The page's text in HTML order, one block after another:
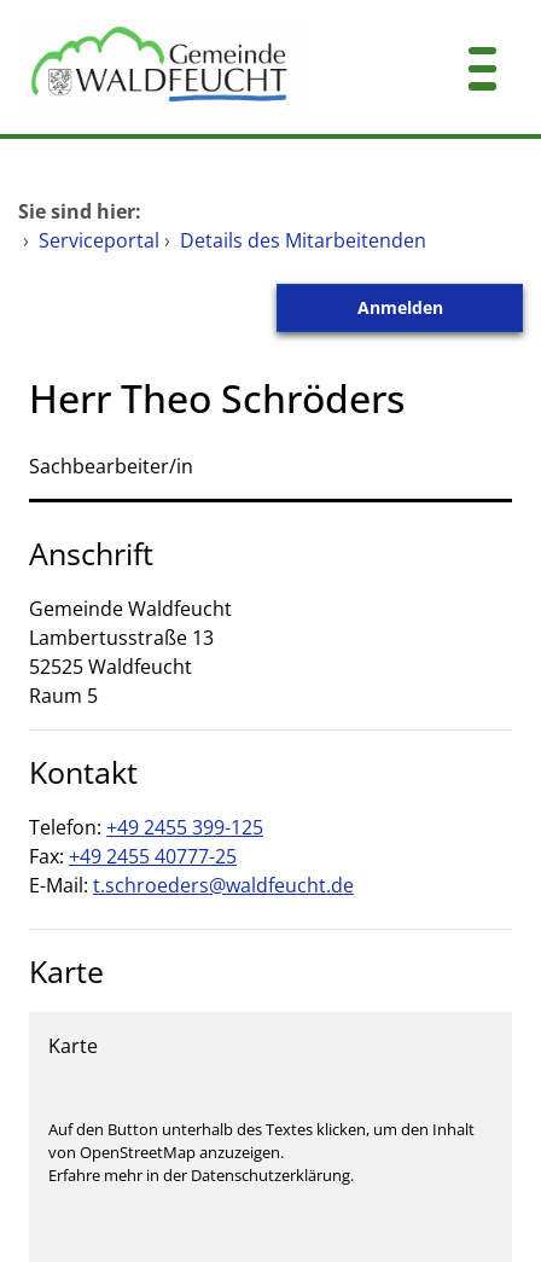
Zum Hauptinhalt springen
Dienstleistungen A-Z
Sie sind hier:
› Serviceportal › Details des Mitarbeitenden
Anmelden
Herr Theo Schröders
Sachbearbeiter/in
Anschrift
Gemeinde Waldfeucht
Lambertusstraße 13
52525Waldfeucht
Raum 5
Kontakt
Telefon: +49 2455 399-125
Fax: +49 2455 40777-25
E-Mail: t.schroeders@waldfeucht.de
Karte
Karte
Auf den Button unterhalb des Textes klicken, um den Inhalt
von OpenStreetMap anzuzeigen.
Erfahre mehr in der Datenschutzerklärung.